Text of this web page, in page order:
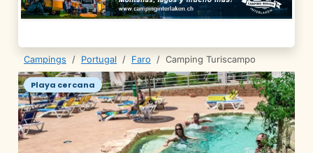
Campings / Portugal / Faro / Camping Turiscampo
Playa cercana